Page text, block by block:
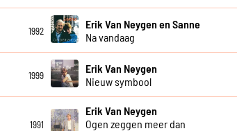
1992
Erik Van Neygen en Sanne
Na vandaag
1999
Erik Van Neygen
Nieuw symbool
1991
Erik Van Neygen
Ogen zeggen meer dan